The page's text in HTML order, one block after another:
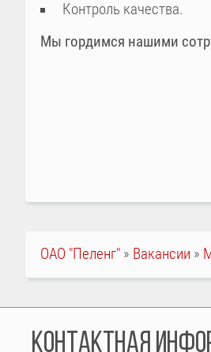
Контроль качества.
Мы гордимся нашими
СТРОКА
ОАО "Пеленг" Вакансии
КОНТАКТНАЯ